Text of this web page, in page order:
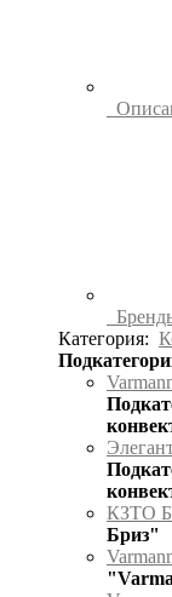
Категория:
КЗТО
Бриз"